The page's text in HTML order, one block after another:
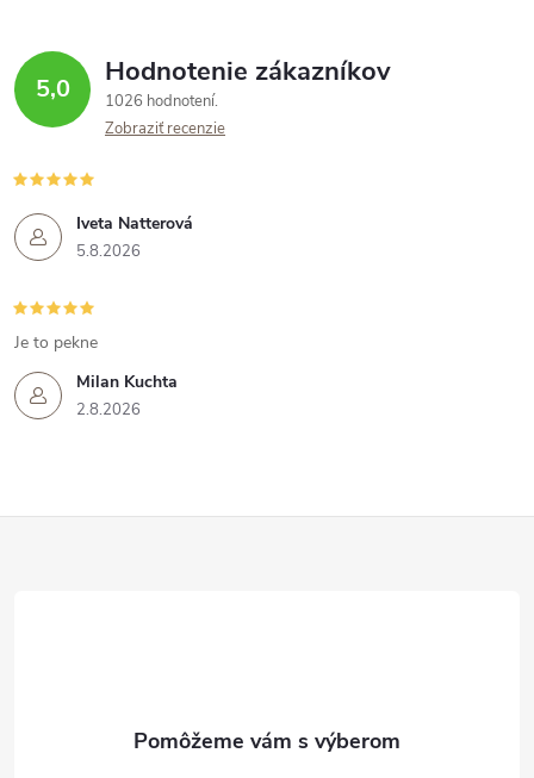
5,0 Hodnotenie zákazníkov
1026 hodnotení
Zobraziť recenzie
Iveta Natterová
5.8.2026
Milan Kuchta
2.8.2026
Je to pekne